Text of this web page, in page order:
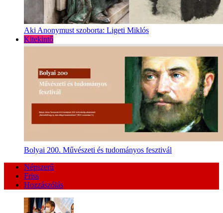
Aki Anonymust szoborta: Ligeti Miklós
Kitekintő
Bolyai 200. Művészeti és tudományos fesztivál
Népszerű
Friss
Hozzászólás